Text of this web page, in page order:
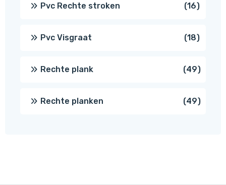
Pvc Rechte stroken 1616
Pvc Visgraat 1818
Rechte plank 4949
Rechte planken 4949